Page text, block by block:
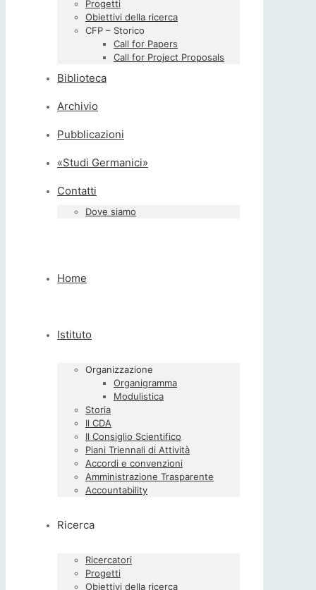
Progetti
Obiettivi della ricerca
CFP – Storico
Call for Papers
Call for Project Proposals
Biblioteca
Archivio
Pubblicazioni
«Studi Germanici»
Contatti
Dove siamo
Home
Istituto
Organizzazione
Organigramma
Modulistica
Storia
Il CDA
Il Consiglio Scientifico
Piani Triennali di Attività
Accordi e convenzioni
Amministrazione Trasparente
Accountability
Ricerca
Ricercatori
Progetti
Obiettivi della ricerca